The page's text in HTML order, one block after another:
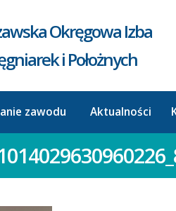
Okręgowa Izba
i Położnych
zawodu Aktualności